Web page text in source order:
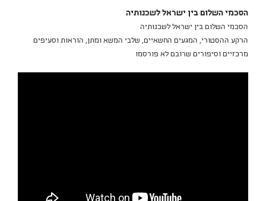
הסכמי השלום בין ישראל לשכנותיה
הסכמי השלום בין ישראל לשכנותיה
הרקע ההסטורי, המגעים החשאיים, שלבי המשא ומתן, הוראות וסעיפים
מרכזיים וסיפורים שרובם לא פורסמו